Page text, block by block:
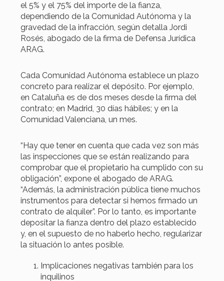
el 5% y el 75% del importe de la fianza,
dependiendo de la Comunidad Autónoma y la
gravedad de la infracción, según detalla Jordi
Rosés, abogado de la firma de Defensa Jurídica
ARAG.
Cada Comunidad Autónoma establece un plazo
concreto para realizar el depósito. Por ejemplo,
en Cataluña es de dos meses desde la firma del
contrato; en Madrid, 30 días hábiles; y en la
Comunidad Valenciana, un mes.
“Hay que tener en cuenta que cada vez son más
las inspecciones que se están realizando para
comprobar que el propietario ha cumplido con su
obligación”, expone el abogado de ARAG.
“Además, la administración pública tiene muchos
instrumentos para detectar si hemos firmado un
contrato de alquiler”. Por lo tanto, es importante
depositar la fianza dentro del plazo establecido
y, en el supuesto de no haberlo hecho, regularizar
la situación lo antes posible.
Implicaciones negativas también para los
inquilinos